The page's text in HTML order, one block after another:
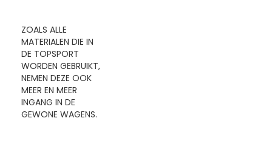
ZOALS ALLE
MATERIALEN DIE IN
DE TOPSPORT
WORDEN GEBRUIKT,
NEMEN DEZE OOK
MEER EN MEER
INGANG IN DE
GEWONE WAGENS.